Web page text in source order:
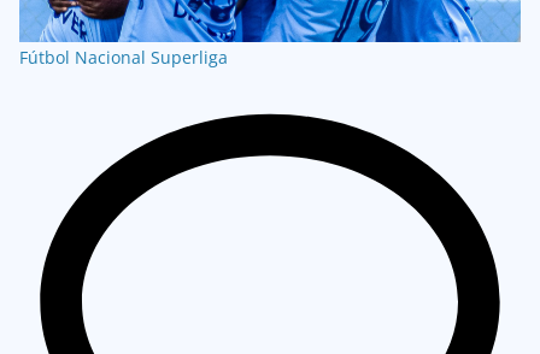
Fútbol Nacional Superliga